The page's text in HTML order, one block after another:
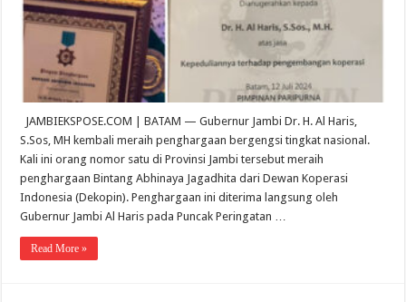
JAMBIEKSPOSE.COM | BATAM — Gubernur Jambi Dr. H. Al Haris,
S.Sos, MH kembali meraih penghargaan bergengsi tingkat nasional.
Kali ini orang nomor satu di Provinsi Jambi tersebut meraih
penghargaan Bintang Abhinaya Jagadhita dari Dewan Koperasi
Indonesia (Dekopin). Penghargaan ini diterima langsung oleh
Gubernur Jambi Al Haris pada Puncak Peringatan …
Read More »